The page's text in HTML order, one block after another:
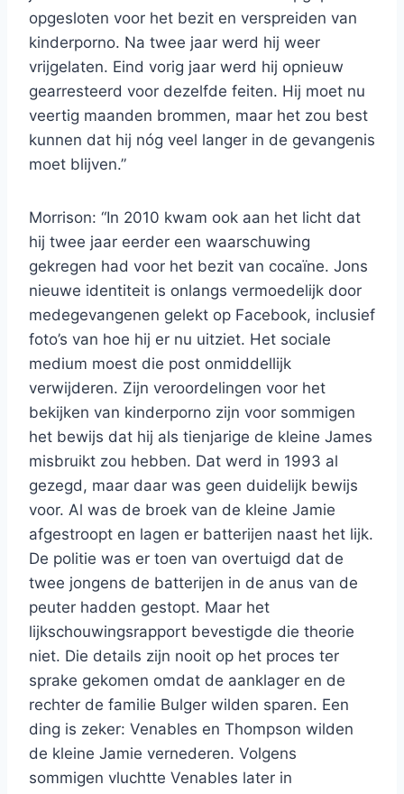
opgesloten voor het bezit en verspreiden van
kinderporno. Na twee jaar werd hij weer
vrijgelaten. Eind vorig jaar werd hij opnieuw
gearresteerd voor dezelfde feiten. Hij moet nu
veertig maanden brommen, maar het zou best
kunnen dat hij nóg veel langer in de gevangenis
moet blijven.”
Morrison: “In 2010 kwam ook aan het licht dat
hij twee jaar eerder een waarschuwing
gekregen had voor het bezit van cocaïne. Jons
nieuwe identiteit is onlangs vermoedelijk door
medegevangenen gelekt op Facebook, inclusief
foto’s van hoe hij er nu uitziet. Het sociale
medium moest die post onmiddellijk
verwijderen. Zijn veroordelingen voor het
bekijken van kinderporno zijn voor sommigen
het bewijs dat hij als tienjarige de kleine James
misbruikt zou hebben. Dat werd in 1993 al
gezegd, maar daar was geen duidelijk bewijs
voor. Al was de broek van de kleine Jamie
afgestroopt en lagen er batterijen naast het lijk.
De politie was er toen van overtuigd dat de
twee jongens de batterijen in de anus van de
peuter hadden gestopt. Maar het
lijkschouwingsrapport bevestigde die theorie
niet. Die details zijn nooit op het proces ter
sprake gekomen omdat de aanklager en de
rechter de familie Bulger wilden sparen. Een
ding is zeker: Venables en Thompson wilden
de kleine Jamie vernederen. Volgens
sommigen vluchtte Venables later in